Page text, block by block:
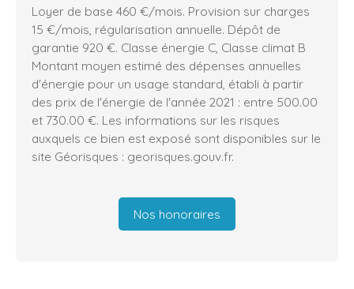
Loyer de base 460 €/mois. Provision sur charges
15 €/mois, régularisation annuelle. Dépôt de
garantie 920 €. Classe énergie C, Classe climat B
Montant moyen estimé des dépenses annuelles
d'énergie pour un usage standard, établi à partir
des prix de l'énergie de l'année 2021 : entre 500.00
et 730.00 €. Les informations sur les risques
auxquels ce bien est exposé sont disponibles sur le
site Géorisques : georisques.gouv.fr.
Nos honoraires